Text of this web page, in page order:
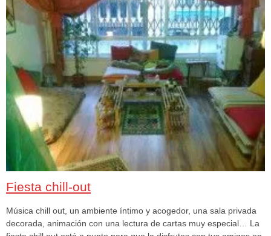
Fiesta chill-out
Música chill out, un ambiente íntimo y acogedor, una sala privada
decorada, animación con una lectura de cartas muy especial… La